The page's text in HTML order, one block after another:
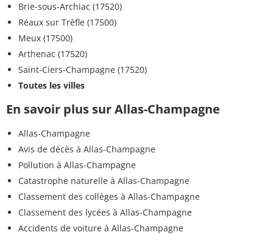
Brie-sous-Archiac (17520)
Réaux sur Trèfle (17500)
Meux (17500)
Arthenac (17520)
Saint-Ciers-Champagne (17520)
Toutes les villes
En savoir plus sur Allas-Champagne
Allas-Champagne
Avis de décès à Allas-Champagne
Pollution à Allas-Champagne
Catastrophe naturelle à Allas-Champagne
Classement des collèges à Allas-Champagne
Classement des lycées à Allas-Champagne
Accidents de voiture à Allas-Champagne